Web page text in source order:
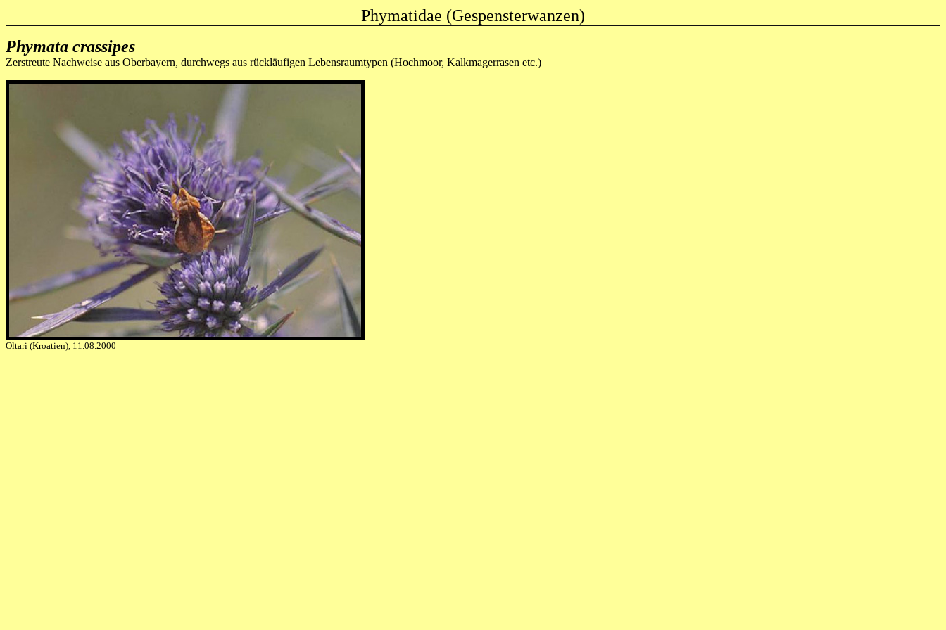
Phymatidae (Gespensterwanzen)
Phymata crassipes
Zerstreute Nachweise aus Oberbayern, durchwegs aus rückläufigen Lebensraumtypen (Hochmoor, Kalkmagerrasen etc.)
Oltari (Kroatien), 11.08.2000